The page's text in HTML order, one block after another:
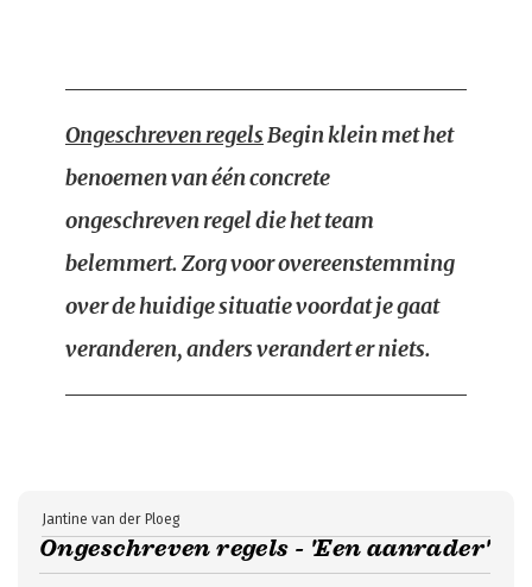
Ongeschreven regelsBegin klein met het
benoemen van één concrete
ongeschreven regel die het team
belemmert. Zorg voor overeenstemming
over de huidige situatie voordat je gaat
veranderen, anders verandert er niets.
Ongeschreven regels - 'Een aanrader'
Jantine van der Ploeg